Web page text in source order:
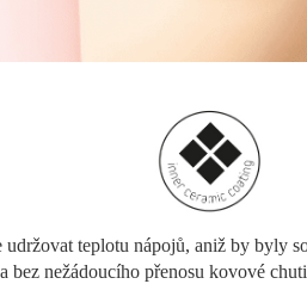
teplotu nápojů, aniž by byly
bez nežádoucího přenosu kovové